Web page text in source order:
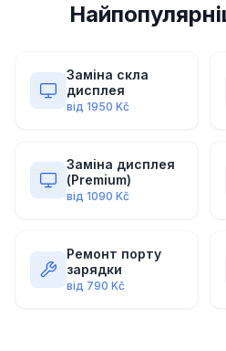
Заміна скла
дисплея
від 1950 Kč
Заміна дисплея
(Premium)
від 1090 Kč
Ремонт порту
зарядки
від 790 Kč